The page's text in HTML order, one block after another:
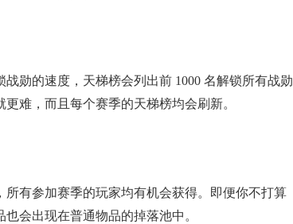
的速度，天梯榜会列出前 1000 名解锁所有战勋
难，而且每个赛季的天梯榜均会刷新。
有参加赛季的玩家均有机会获得。即便你不打算
会出现在普通物品的掉落池中。